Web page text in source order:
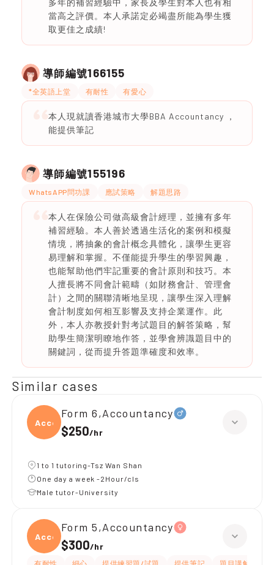
多年的補習經驗中，家長及學生對本人也有相
當高之評價。本人承諾定必竭盡所能為學生獲
取更佳之成績!
導師編號166155
*全英語上堂 有耐性 有愛心
本人現就讀香港城市大學BBA Accountancy ，
能提供筆記
導師編號155196
WhatsAPP問功課 應試策略 解題思路
本人在保險公司做高級會計經理，並擁有多年
補習經驗。本人善於透過生活化的案例和模擬
情境，將抽象的會計概念具體化，讓學生更容
易理解和掌握。不僅能提升學生的學習興趣，
也能幫助他們牢記重要的會計原則和技巧。本
人擅長將不同會計範疇（如財務會計、管理會
計）之間的關聯清晰地呈現，讓學生深入理解
會計制度如何相互影響及支持企業運作。此
外，本人亦教授針對考試題目的解答策略，幫
助學生簡潔明瞭地作答，並學會辨識題目中的
關鍵詞，從而提升答題準確度和效率。
Similar cases
Accou
Form 6,Accountancy
$250/hr
1 to 1 tutoring-Tsz Wan Shan
One day a week -2Hour/cls
Male tutor-University
Accou
Form 5,Accountancy
$300/hr
有耐性 細心 提供練習題/試題 提供筆記 題目講解